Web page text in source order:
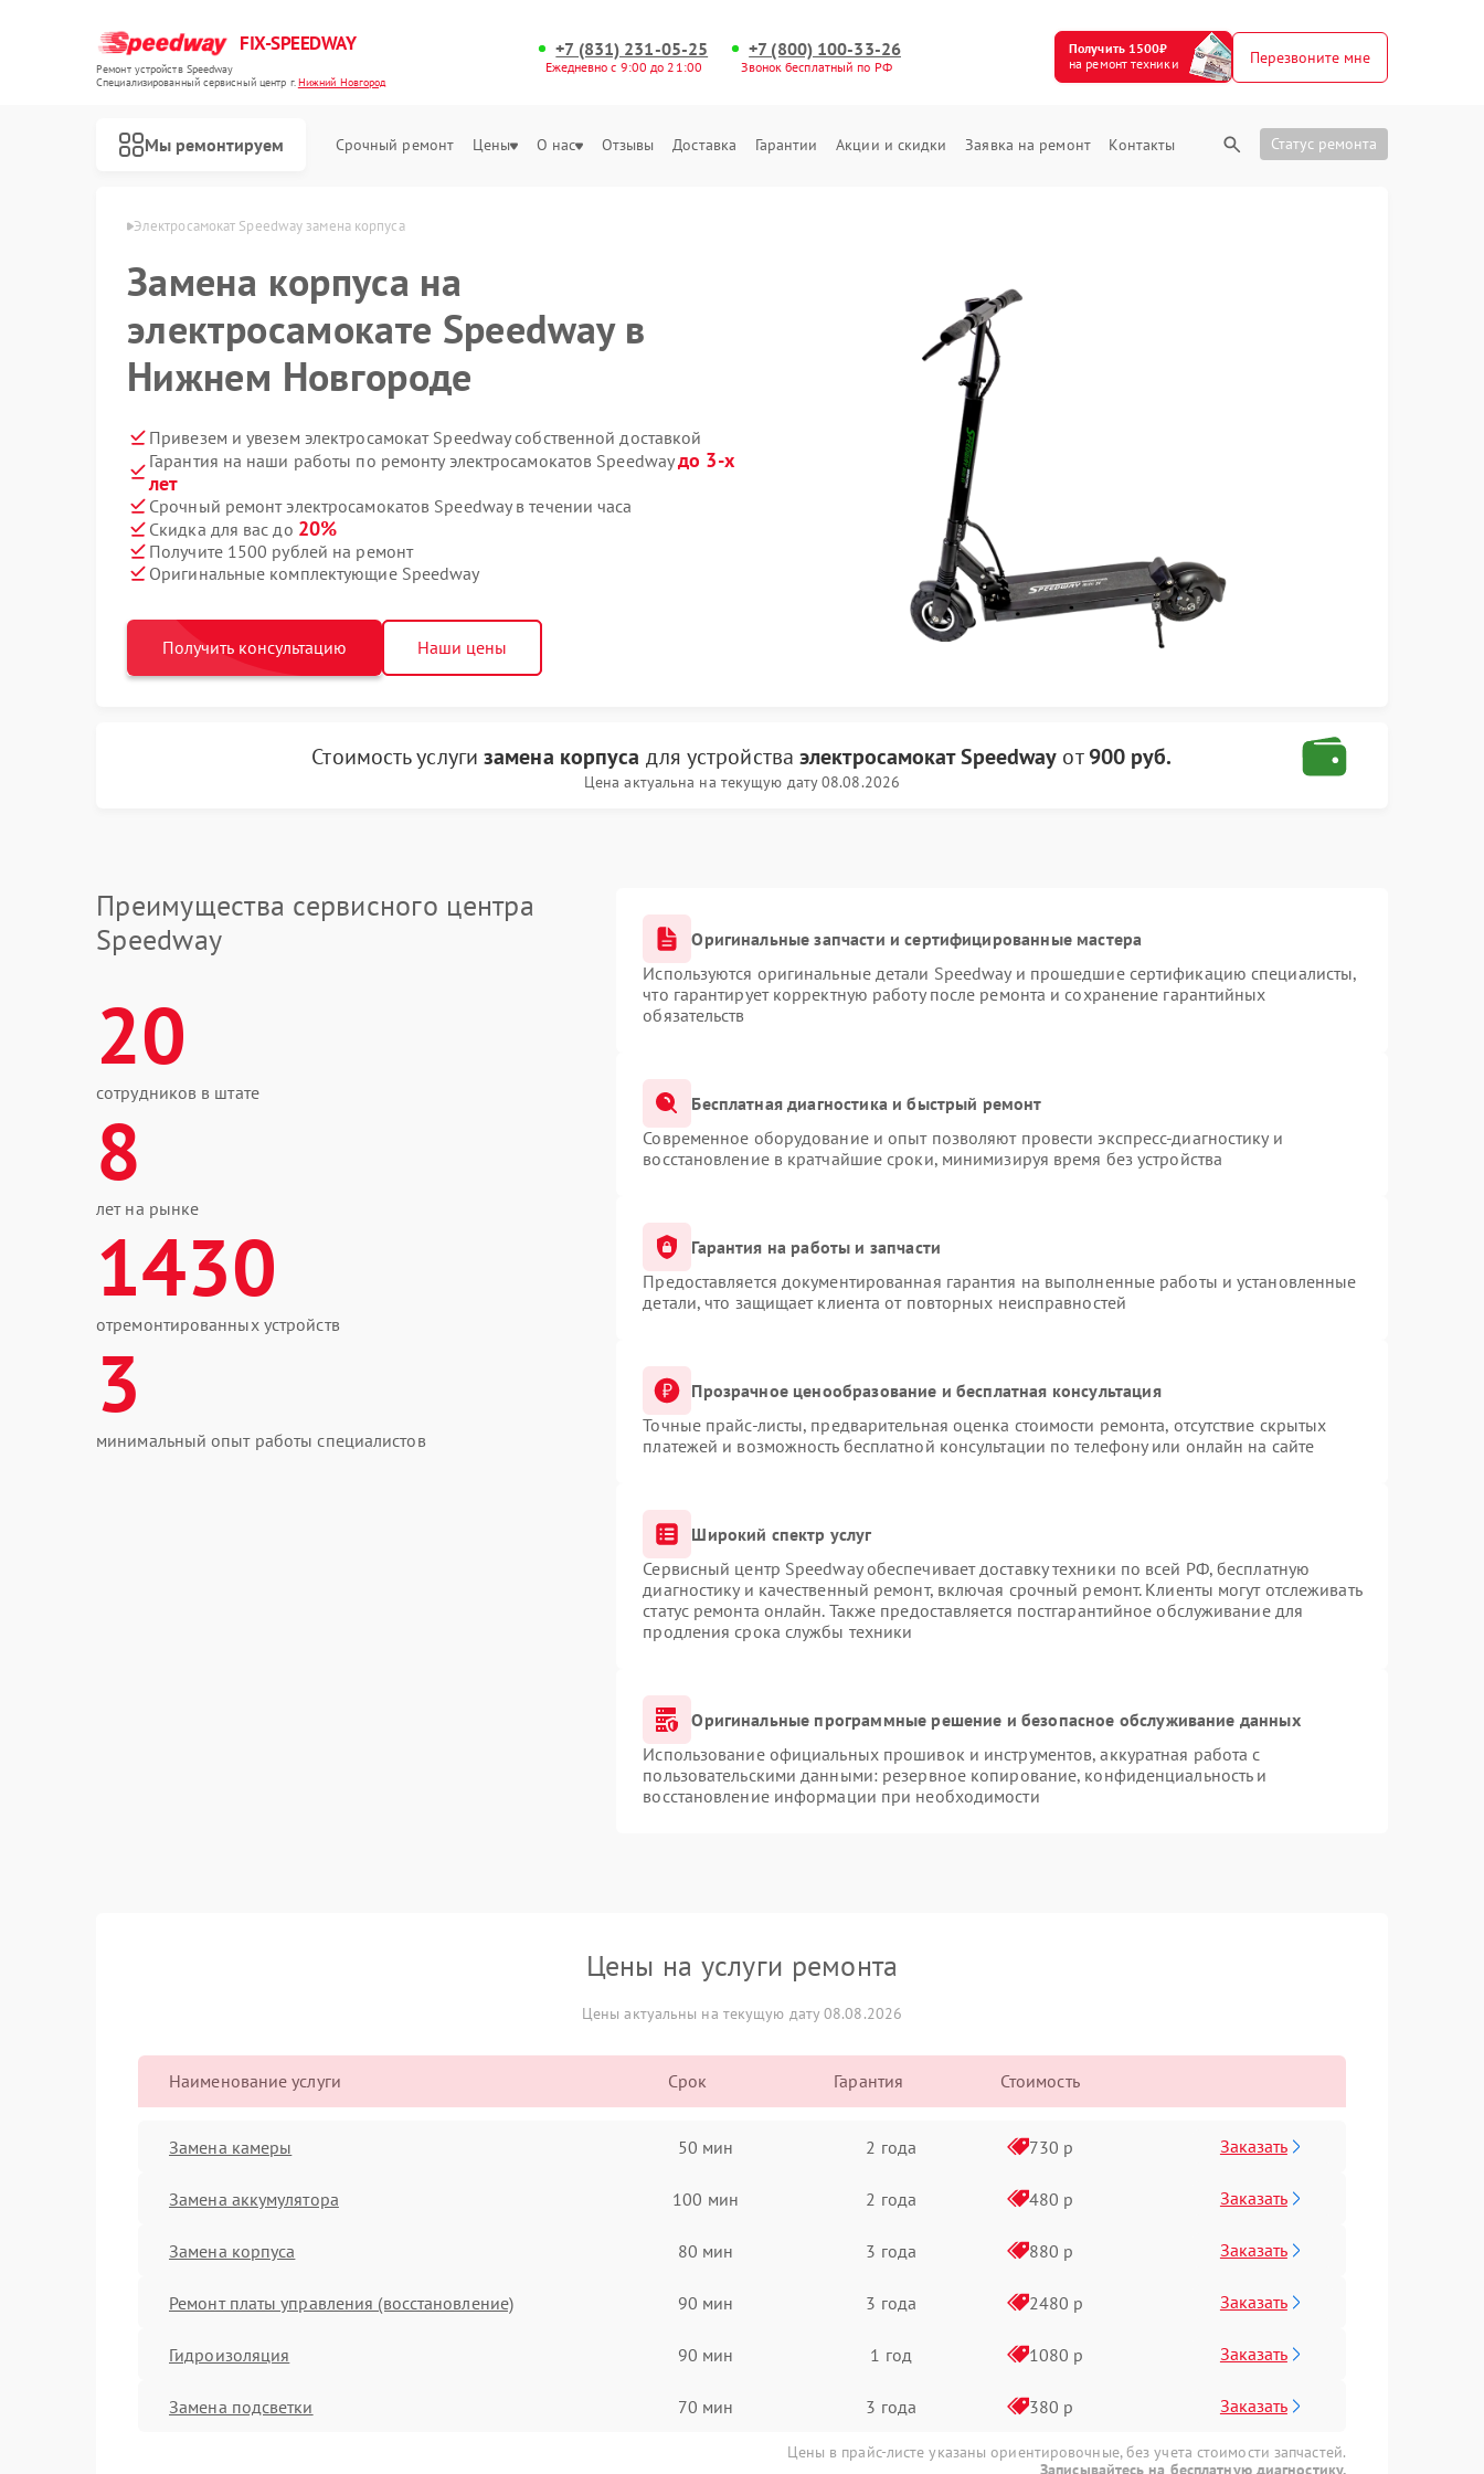
FIX-SPEEDWAY
Ремонт устройств Speedway
Специализированный cервисный центр г.Нижний Новгород
+7 (831) 231-05-25
Ежедневно с 9:00 до 21:00
+7 (800) 100-33-26
Звонок бесплатный по РФ
Получить 1500₽
на ремонт техники
Перезвоните мне
Мы ремонтируем Срочный ремонт Цены О нас Отзывы Доставка Гарантии Акции и скидки Заявка на ремонт Контакты Статус ремонта
Электросамокат Speedway замена корпуса
Замена корпуса на
электросамокате Speedway в
Нижнем Новгороде
Привезем и увезем электросамокат Speedway собственной доставкой
Гарантия на наши работы по ремонту электросамокатов Speedwayдо 3-х
лет
Срочный ремонт электросамокатов Speedway в течении часа
Скидка для вас до 20%
Получите 1500 рублей на ремонт
Оригинальные комплектующие Speedway
Получить консультацию Наши цены
Стоимость услугизамена корпуса для устройстваэлектросамокат Speedway от900 руб.
Цена актуальна на текущую дату 08.08.2026
Преимущества сервисного центра
Speedway
20
сотрудников в штате
8
лет на рынке
1430
отремонтированных устройств
3
минимальный опыт работы специалистов
Оригинальные запчасти и сертифицированные мастера
Используются оригинальные детали Speedway и прошедшие сертификацию специалисты,
что гарантирует корректную работу после ремонта и сохранение гарантийных
обязательств
Бесплатная диагностика и быстрый ремонт
Современное оборудование и опыт позволяют провести экспресс-диагностику и
восстановление в кратчайшие сроки, минимизируя время без устройства
Гарантия на работы и запчасти
Предоставляется документированная гарантия на выполненные работы и установленные
детали, что защищает клиента от повторных неисправностей
Прозрачное ценообразование и бесплатная консультация
Точные прайс-листы, предварительная оценка стоимости ремонта, отсутствие скрытых
платежей и возможность бесплатной консультации по телефону или онлайн на сайте
Широкий спектр услуг
Сервисный центр Speedway обеспечивает доставку техники по всей РФ, бесплатную
диагностику и качественный ремонт, включая срочный ремонт. Клиенты могут отслеживать
статус ремонта онлайн. Также предоставляется постгарантийное обслуживание для
продления срока службы техники
Оригинальные программные решение и безопасное обслуживание данных
Использование официальных прошивок и инструментов, аккуратная работа с
пользовательскими данными: резервное копирование, конфиденциальность и
восстановление информации при необходимости
Цены на услуги ремонта
Цены актуальны на текущую дату 08.08.2026
Наименование услуги Срок Гарантия Стоимость
Замена камеры 50 мин 2 года 730 р Заказать
Замена аккумулятора 100 мин 2 года 480 р Заказать
Замена корпуса 80 мин 3 года 880 р Заказать
Ремонт платы управления (восстановление) 90 мин 3 года 2480 р Заказать
Гидроизоляция 90 мин 1 год 1080 р Заказать
Замена подсветки 70 мин 3 года 380 р Заказать
Цены в прайс-листе указаны ориентировочные, без учета стоимости запчастей.
Записывайтесь на бесплатную диагностику.